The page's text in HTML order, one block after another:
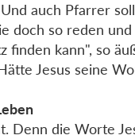
auch Pfarrer
doch so reden
finden kann", so
Jesus seine
Denn die Worte